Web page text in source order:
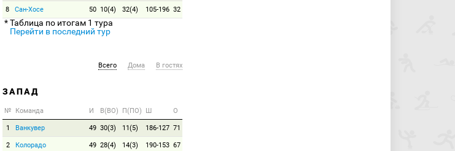
8 Сан-Хосе 50 10(4) 32(4) 105-196 32
* Таблица по итогам 1 тура
Перейти в последний тур
Всего Дома В гостях
ЗАПАД
№ Команда И В(ВО) П(ПО) Ш О
1 Ванкувер 49 30(3) 11(5) 186-127 71
2 Колорадо 49 28(4) 14(3) 190-153 67